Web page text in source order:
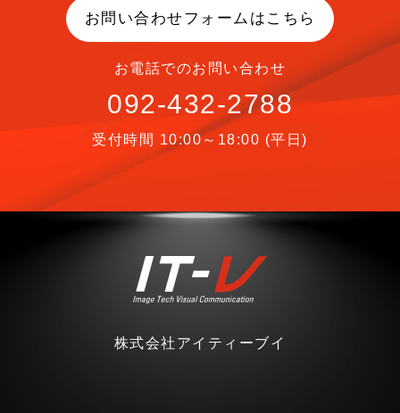
お問い合わせフォームはこちら
お電話でのお問い合わせ
092-432-2788
受付時間 10:00～18:00 (平日)
株式会社アイティーブイ